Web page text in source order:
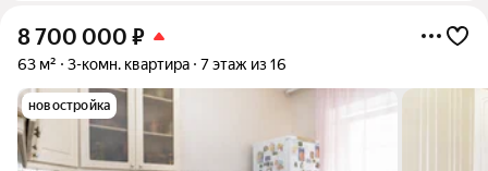
8 700 000 ₽
63 м² 3-комн. квартира 7 этаж из 16
новостройка